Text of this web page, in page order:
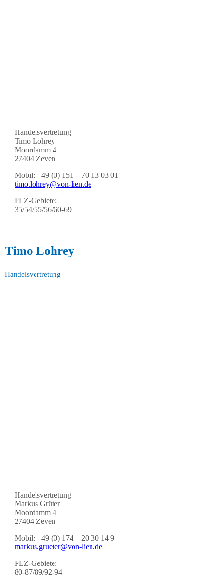
Handelsvertretung
Timo Lohrey
Moordamm 4
27404 Zeven
Mobil: +49 (0) 151 – 70 13 03 01
timo.lohrey@von-lien.de
PLZ-Gebiete:
35/54/55/56/60-69
Timo Lohrey
Handelsvertretung
Handelsvertretung
Markus Grüter
Moordamm 4
27404 Zeven
Mobil: +49 (0) 174 – 20 30 14 9
markus.grueter@von-lien.de
PLZ-Gebiete:
80-87/89/92-94